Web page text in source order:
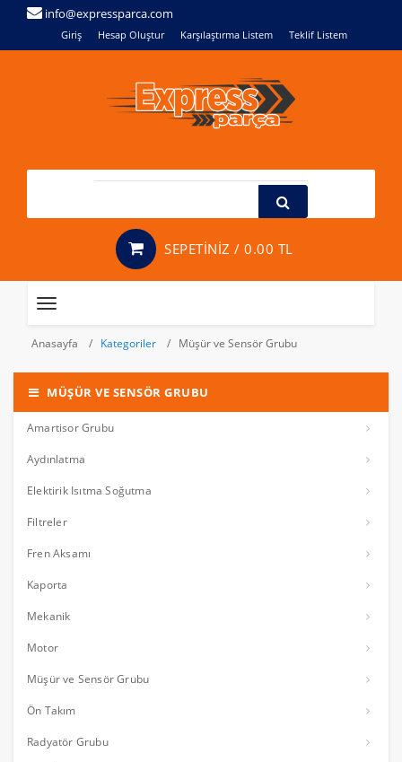
info@expressparca.com
Giriş Hesap Oluştur Karşılaştırma Listem Teklif Listem
SEPETİNİZ / 0.00 TL
Toggle
Anasayfa
Kategoriler Müşür ve Sensör Grubu
MÜŞÜR VE SENSÖR GRUBU
Amartisor Grubu
Aydınlatma
Elektirik Isıtma Soğutma
Filtreler
Fren Aksamı
Kaporta
Mekanik
Motor
Müşür ve Sensör Grubu
Ön Takım
Radyatör Grubu